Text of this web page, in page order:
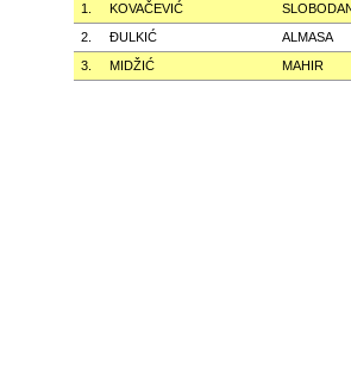
1. KOVAČEVIĆ
2.
ÐULKIĆ
ALMASA
3.
MIDŽIĆ MAHIR